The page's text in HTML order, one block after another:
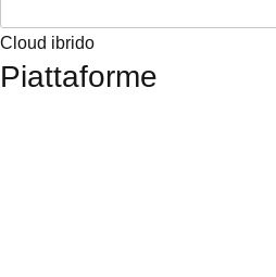
Cloud ibrido
Piattaforme